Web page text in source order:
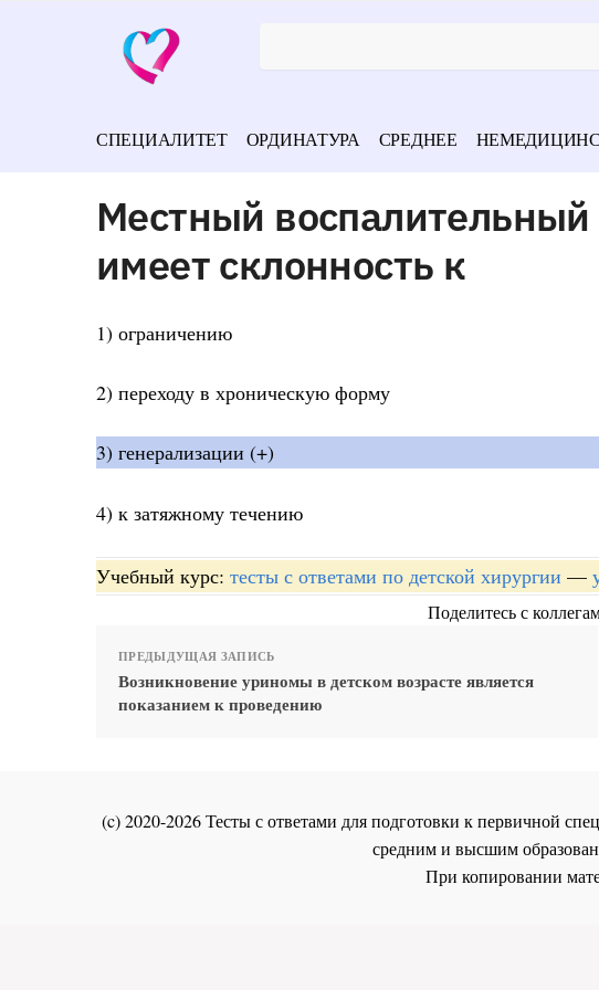
СПЕЦИАЛИТЕТ ОРДИНАТУРА СРЕДНЕЕ
Местный
имеет склонность к
1) ограничению
2) переходу в хроническую форму
3) генерализации (+)
4) к затяжному течению
Учебный курс: тесты с ответами по детской хирургии —
Поделитесь с
ПРЕДЫДУЩАЯ ЗАПИСЬ
Возникновение уриномы в детском возрасте является
показанием к проведению
(c) 2020-2026 Тесты с ответами для подготовки к первичной
средним и высшим
При копировании